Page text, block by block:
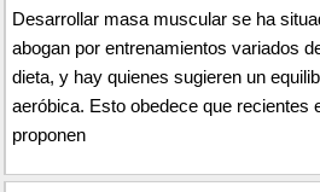
Desarrollar masa muscular se ha
abogan por entrenamientos variados
dieta, y hay quienes sugieren un
aeróbica. Esto obedece que recientes
proponen